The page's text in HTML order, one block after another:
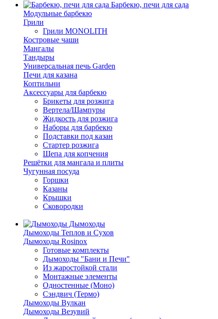
Барбекю, печи для сада
Модульные барбекю
Грили
Грили MONOLITH
Костровые чаши
Мангалы
Тандыры
Универсальная печь Garden
Печи для казана
Коптильни
Аксессуары для барбекю
Брикеты для розжига
Вертела/Шампуры
Жидкость для розжига
Наборы для барбекю
Подставки под казан
Стартер розжига
Щепа для копчения
Решётки для мангала и плиты
Чугунная посуда
Горшки
Казаны
Крышки
Сковородки
Дымоходы
Дымоходы Теплов и Сухов
Дымоходы Rosinox
Готовые комплекты
Дымоходы "Бани и Печи"
Из жаростойкой стали
Монтажные элементы
Одностенные (Моно)
Сэндвич (Термо)
Дымоходы Вулкан
Дымоходы Везувий